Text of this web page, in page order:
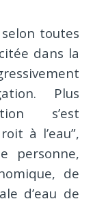
selon toutes
dans la
Plus
s’est
à l’eau”,
personne,
de
d’eau de